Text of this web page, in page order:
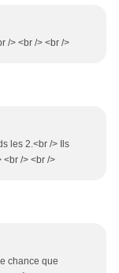
/> <br /> <br />
les 2.<br /> Ils
<br /> <br />
chance que